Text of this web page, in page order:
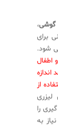
گوشی،
برای
شود.
از
را
به